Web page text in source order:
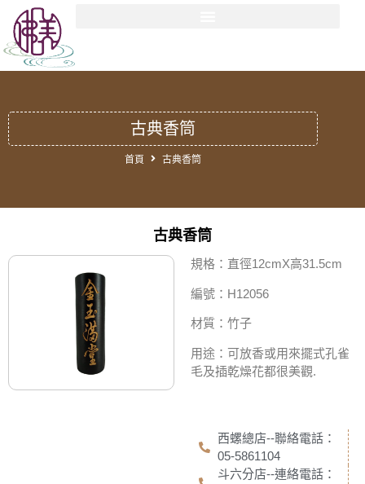
古典香筒
首頁 古典香筒
古典香筒
規格：直徑12cmX高31.5cm
編號：H12056
材質：竹子
用途：可放香或用來擺式孔雀
毛及插乾燥花都很美觀.
西螺總店--聯絡電話：
05-5861104
斗六分店--連絡電話：